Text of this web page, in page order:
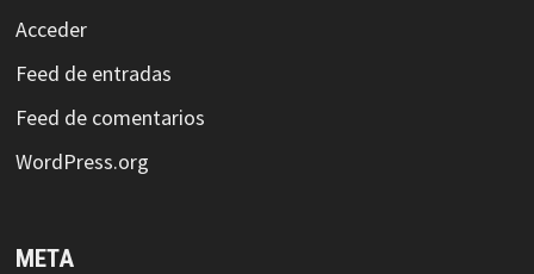
Acceder
Feed de entradas
Feed de comentarios
WordPress.org
META